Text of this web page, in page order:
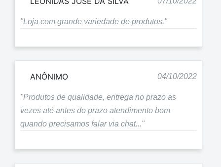
"Loja com grande variedade de produtos."
ANÔNIMO 04/10/2022
"Produtos de qualidade, entrega no prazo as
vezes até antes do prazo atendimento bom
quando precisamos falar via chat..."